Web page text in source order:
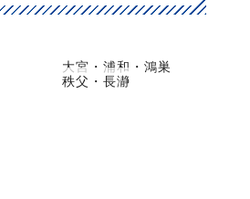
大宮・浦和・鴻巣
秩父・長瀞